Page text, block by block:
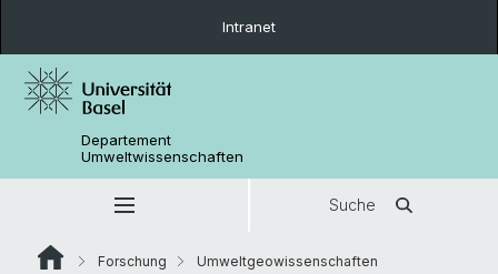
Intranet
Departement
Umweltwissenschaften
Suche
Forschung
Umweltgeowissenschaften